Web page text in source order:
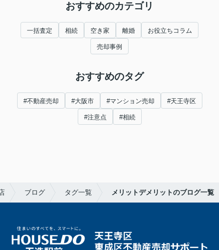
おすすめのカテゴリ
一括査定 相続 空き家 離婚 お役立ちコラム
売却事例
おすすめのタグ
#不動産売却 #大阪市 #マンション売却 #天王寺区
#注意点 #相続
ブログ タグ一覧 メリットデメリットのブログ一覧